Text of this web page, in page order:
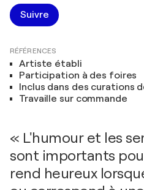
Suivre
RÉFÉRENCES
Artiste établi
Participation à des foires
Inclus dans des curations
Travaille sur commande
« L'humour et les
sont importants
rend heureux